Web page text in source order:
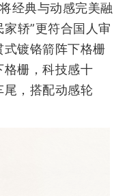
经典与动感完美融
轿”更符合国人审
镀铬箭阵下格栅
格栅，科技感十
，搭配动感轮